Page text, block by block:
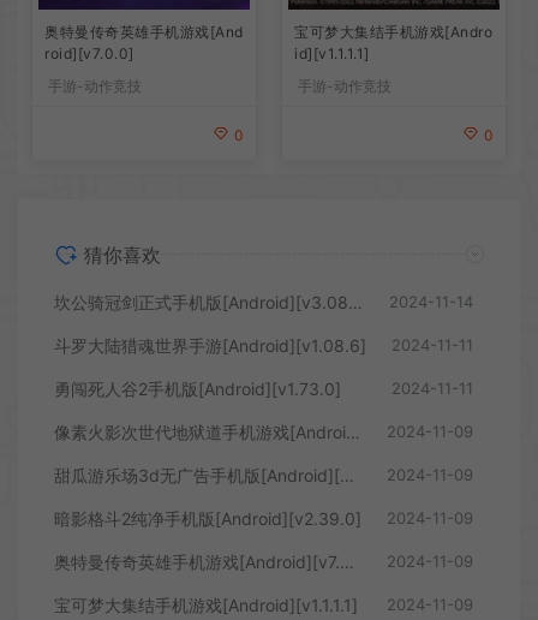
奥特曼传奇英雄手机游戏[And
roid][v7.0.0]
手游-动作竞技
0
宝可梦大集结手机游戏[Andro
id][v1.1.1.1]
手游-动作竞技
0
猜你喜欢
坎公骑冠剑正式手机版[Android][v3.08.0] 2024-11-14
斗罗大陆猎魂世界手游[Android][v1.08.6] 2024-11-11
勇闯死人谷2手机版[Android][v1.73.0] 2024-11-11
像素火影次世代地狱道手机游戏[Android][v1.03] 2024-11-09
甜瓜游乐场3d无广告手机版[Android][v1.72.2] 2024-11-09
暗影格斗2纯净手机版[Android][v2.39.0] 2024-11-09
奥特曼传奇英雄手机游戏[Android][v7.0.0] 2024-11-09
宝可梦大集结手机游戏[Android][v1.1.1.1] 2024-11-09